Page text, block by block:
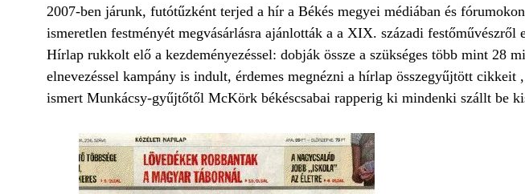
2007-ben járunk, futótűzként terjed a hír a Békés megyei médiában és
ismeretlen festményét megvásárlásra ajánlották a a XIX. századi
Hírlap rukkolt elő a kezdeményezéssel: dobják össze a szükséges több mint
elnevezéssel kampány is indult, érdemes megnézni a hírlap összegyűjtött
ismert Munkácsy-gyűjtőtől McKörk békéscsabai rapperig ki mindenki szállt be